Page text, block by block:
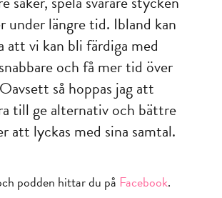
under längre tid. Ibland kan
att vi kan bli färdiga med
och få mer tid över
så hoppas jag att
till ge alternativ och bättre
att lyckas med sina samtal.
podden hittar du på Facebook.